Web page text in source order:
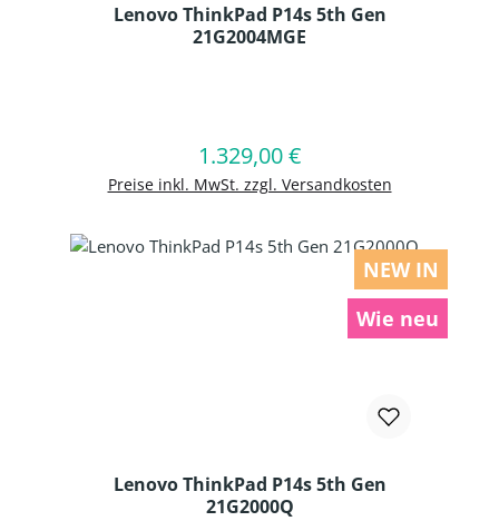
Lenovo ThinkPad P14s 5th Gen
21G2004MGE
Regulärer Preis:
1.329,00 €
Preise inkl. MwSt. zzgl. Versandkosten
In den Warenkorb
NEW IN
Wie neu
Lenovo ThinkPad P14s 5th Gen
21G2000Q